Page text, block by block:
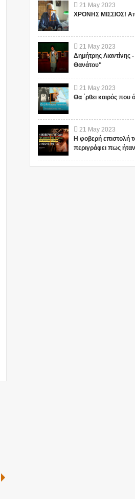
21 May 2023
ΧΡΟΝΗΣ ΜΙΣΣΙΟΣ!
21 May 2023
Δημήτρης
Θανάτου"
21 May 2023
Θα ΄ρθει καιρός που
21 May 2023
Η φοβερή επιστολή
περιγράφει πως